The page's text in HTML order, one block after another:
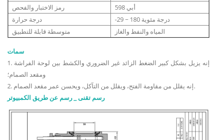
رمز الاختبار والفحص
أبي 598
درجة حرارة
-29 ~ 180 درجة مئوية
متوسطة قابلة للتطبيق
المياه والنفط والغاز
سمات
1. إنه يزيل بشكل كبير الضغط الزائد غير الضروري والكشط بين لوحة الفراشة
ومقعد الصمام؛
2. إنه يقلل من مقاومة الفتح، ويقلل من التآكل، ويحسن عمر مقعد الصمام.
رسم تقنى _ رسم عن طريق الكمبيوتر